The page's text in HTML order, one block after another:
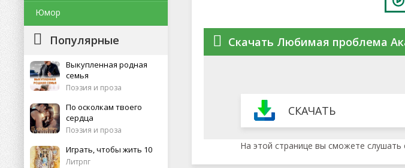
Юмор
Популярные
Выкупленная родная
семья
Поэзия и проза
По осколкам твоего
сердца
Поэзия и проза
Играть, чтобы жить 10
Литрпг
Скачать Любимая проблема
СКАЧАТЬ
На этой странице вы сможете